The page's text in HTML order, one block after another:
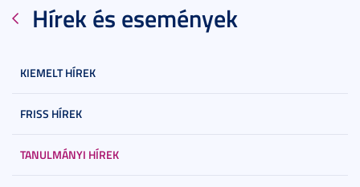
Hírek és események
KIEMELT HÍREK
FRISS HÍREK
TANULMÁNYI HÍREK